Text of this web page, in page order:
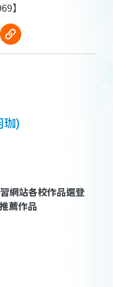
】
珈)
網站各校作品選登
薦作品